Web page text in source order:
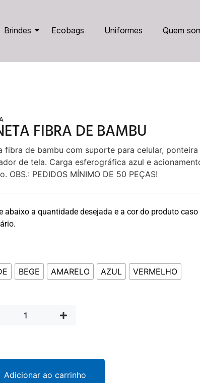
Brindes Ecobags Uniformes Quem
FIBRA DE BAMBU
fibra de bambu com suporte para celular,
de tela. Carga esferográfica azul e
OBS.: PEDIDOS MÍNIMO DE 50 PEÇAS!
abaixo a quantidade desejada e a cor do produto caso
BEGE AMARELO AZUL VERMELHO
Adicionar ao carrinho